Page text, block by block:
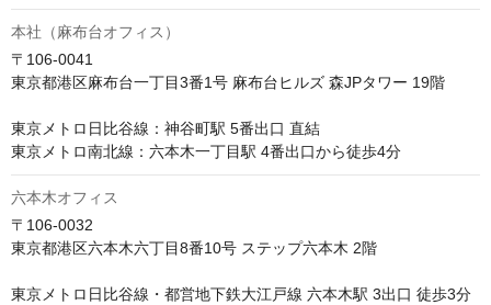
本社（麻布台オフィス）
〒106-0041
東京都港区麻布台一丁目3番1号 麻布台ヒルズ 森JPタワー 19階
東京メトロ日比谷線：神谷町駅 5番出口 直結
東京メトロ南北線：六本木一丁目駅 4番出口から徒歩4分
六本木オフィス
〒106-0032
東京都港区六本木六丁目8番10号 ステップ六本木 2階
東京メトロ日比谷線・都営地下鉄大江戸線 六本木駅 3出口 徒歩3分